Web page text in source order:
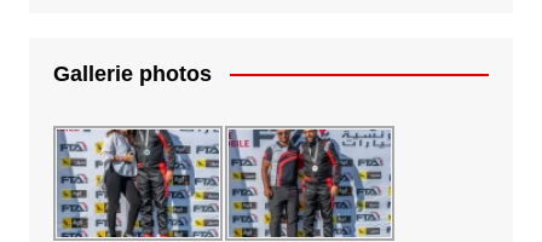
Gallerie photos